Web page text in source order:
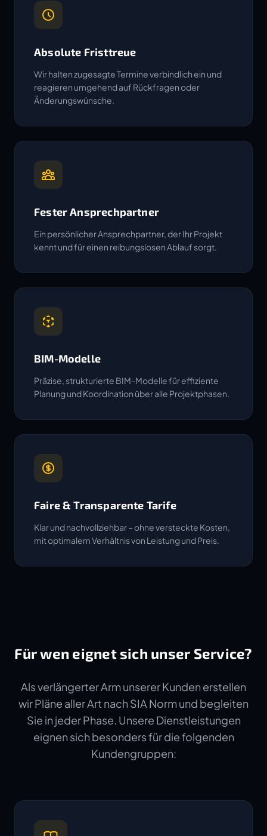
Absolute Fristtreue
Wir halten zugesagte Termine verbindlich ein und
reagieren umgehend auf Rückfragen oder
Änderungswünsche.
Fester Ansprechpartner
Ein persönlicher Ansprechpartner, der Ihr Projekt
kennt und für einen reibungslosen Ablauf sorgt.
BIM-Modelle
Präzise, strukturierte BIM-Modelle für effiziente
Planung und Koordination über alle Projektphasen.
Faire & Transparente Tarife
Klar und nachvollziehbar – ohne versteckte Kosten,
mit optimalem Verhältnis von Leistung und Preis.
Für wen eignet sich unser Service?
Als verlängerter Arm unserer Kunden erstellen
wir Pläne aller Art nach SIA Norm und begleiten
Sie in jeder Phase. Unsere Dienstleistungen
eignen sich besonders für die folgenden
Kundengruppen: